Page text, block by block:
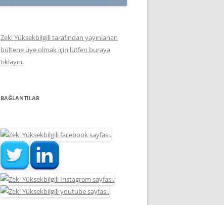
Zeki Yüksekbilgili tarafından yayınlanan
bültene üye olmak için lütfen buraya
tıklayın.
BAĞLANTILAR